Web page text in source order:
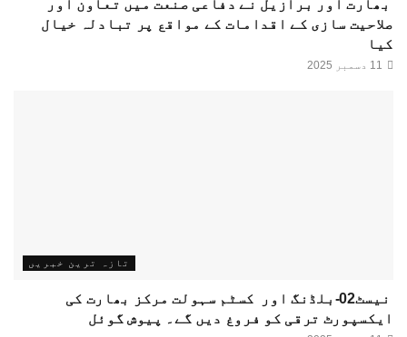
بھارت اور برازیل نے دفاعی صنعت میں تعاون اور
صلاحیت سازی کے اقدامات کے مواقع پر تبادلہ خیال
کیا
تازہ ترین خبریں
نیسٹ02-بلڈنگ اور کسٹم سہولت مرکز بھارت کی
ایکسپورٹ ترقی کو فروغ دیں گے۔ پیوش گوئل